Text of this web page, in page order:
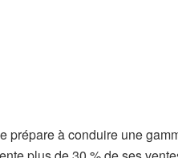
prépare à conduire une